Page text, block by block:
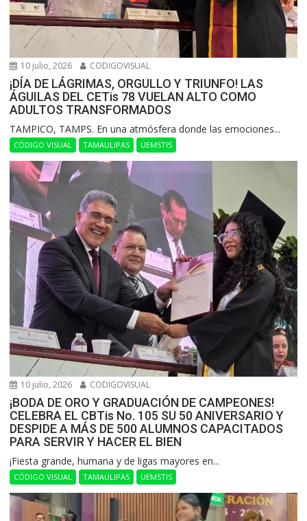
10 julio, 2026 CODIGOVISUAL
¡DÍA DE LÁGRIMAS, ORGULLO Y TRIUNFO! LAS
ÁGUILAS DEL CETis 78 VUELAN ALTO COMO
ADULTOS TRANSFORMADOS
​TAMPICO, TAMPS. En una atmósfera donde las emociones...
CÓDIGO VISUAL TAMAULIPAS UEMSTIS
10 julio, 2026 CODIGOVISUAL
¡BODA DE ORO Y GRADUACIÓN DE CAMPEONES!
CELEBRA EL CBTis No. 105 SU 50 ANIVERSARIO Y
DESPIDE A MÁS DE 500 ALUMNOS CAPACITADOS
PARA SERVIR Y HACER EL BIEN
​¡Fiesta grande, humana y de ligas mayores en...
CÓDIGO VISUAL TAMAULIPAS UEMSTIS